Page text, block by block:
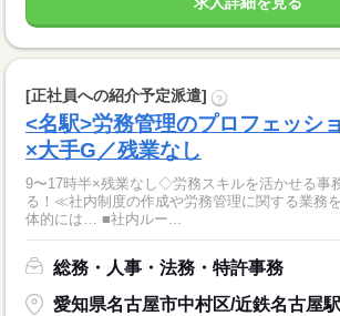
[正社員への紹介予定派遣] ?
<名駅>労務管理のプロフェッシ
×大手G／残業なし
9〜17時半×残業なし◇労務スキルを活かせる事
る！≪社内制度の作成や労務管理に関する業務
体的には… ■社内ルー...
総務・人事・法務・特許事務
愛知県名古屋市中村区/近鉄名古屋駅